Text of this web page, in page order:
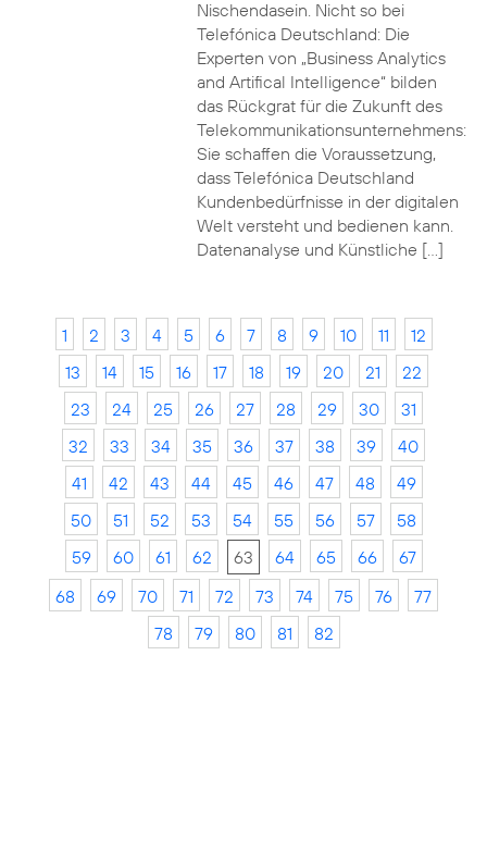
Nischendasein. Nicht so bei
Telefónica Deutschland: Die
Experten von „Business Analytics
and Artifical Intelligence“ bilden
das Rückgrat für die Zukunft des
Telekommunikationsunternehmens:
Sie schaffen die Voraussetzung,
dass Telefónica Deutschland
Kundenbedürfnisse in der digitalen
Welt versteht und bedienen kann.
Datenanalyse und Künstliche […]
1 2 3 4 5 6 7 8 9 10 11
12
13
14 15 16 17 18 19 20 21
22
23
24 25 26 27 28 29 30
31
32
33 34 35 36 37 38 39
40
41
42 43 44 45 46 47 48
49
50
51 52 53 54 55 56 57
58
59
60 61 62 63 64 65 66
67
68
69 70 71 72 73 74 75 76
77
78
79 80 81 82